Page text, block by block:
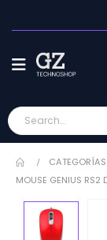
CATEGORÍAS
MOUSE GENIUS RS2